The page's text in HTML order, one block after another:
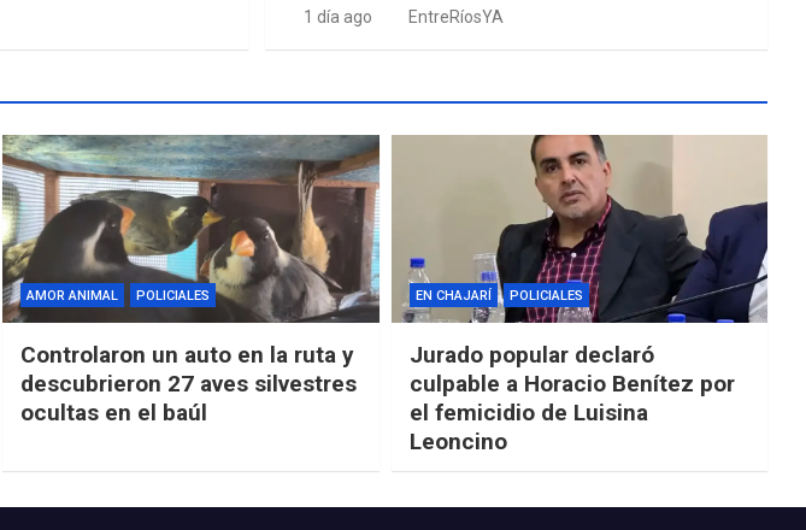
1 día ago EntreRíosYA
AMOR ANIMAL POLICIALES
Controlaron un auto en la ruta y
descubrieron 27 aves silvestres
ocultas en el baúl
EN CHAJARÍ POLICIALES
Jurado popular declaró
culpable a Horacio Benítez por
el femicidio de Luisina
Leoncino